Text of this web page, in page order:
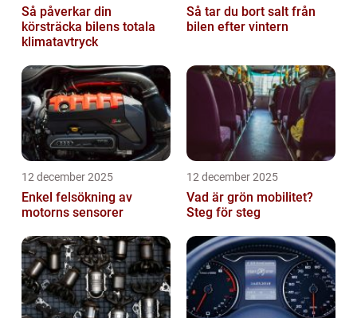
Så påverkar din
körsträcka bilens totala
klimatavtryck
Så tar du bort salt från
bilen efter vintern
12 december 2025
Enkel felsökning av
motorns sensorer
12 december 2025
Vad är grön mobilitet?
Steg för steg